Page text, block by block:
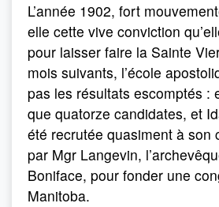
L’année 1902, fort
elle cette vive conviction
pour laisser faire la Sainte
mois suivants, l’école
pas les résultats escomptés :
que quatorze candidates, et
été recrutée quasiment à son
par Mgr Langevin,
Boniface, pour fonder une
Manitoba.